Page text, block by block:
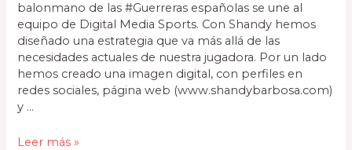
balonmano de las #Guerreras españolas se une al
equipo de Digital Media Sports. Con Shandy hemos
diseñado una estrategia que va más allá de las
necesidades actuales de nuestra jugadora. Por un lado
hemos creado una imagen digital, con perfiles en
redes sociales, página web (www.shandybarbosa.com)
y …
Leer más »